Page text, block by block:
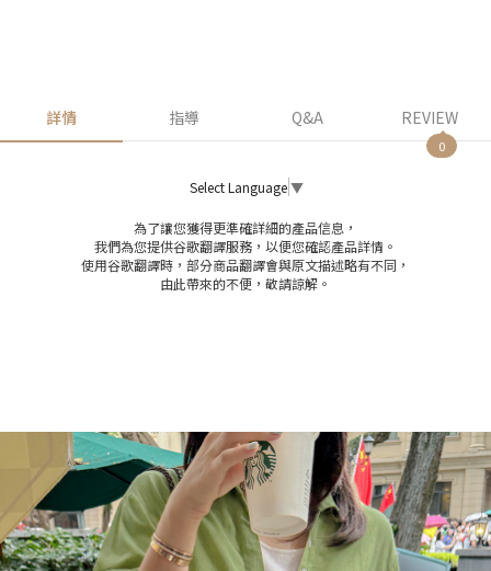
詳情 指導 Q&A REVIEW
0
Select Language ▼
為了讓您獲得更準確詳細的產品信息，
我們為您提供谷歌翻譯服務，以便您確認產品詳情。
使用谷歌翻譯時，部分商品翻譯會與原文描述略有不同，
由此帶來的不便，敬請諒解。